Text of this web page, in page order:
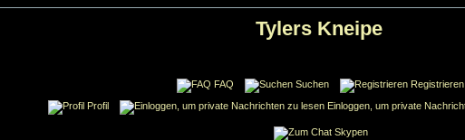
Tylers Kneipe
FAQ Suchen
Registrieren
Profil
Einloggen, um private
Skypen